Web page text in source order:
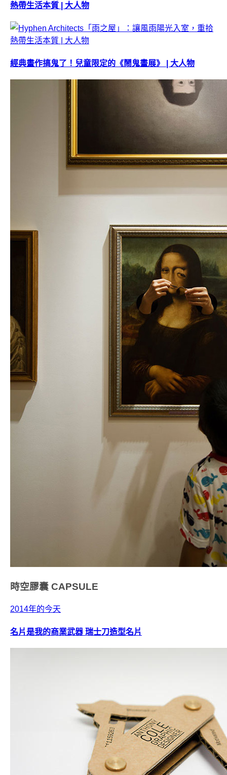
熱帶生活本質 | 大人物
經典畫作搞鬼了！兒童限定的《鬧鬼畫展》 | 大人物
時空膠囊 CAPSULE
2014年的今天
名片是我的商業武器 瑞士刀造型名片